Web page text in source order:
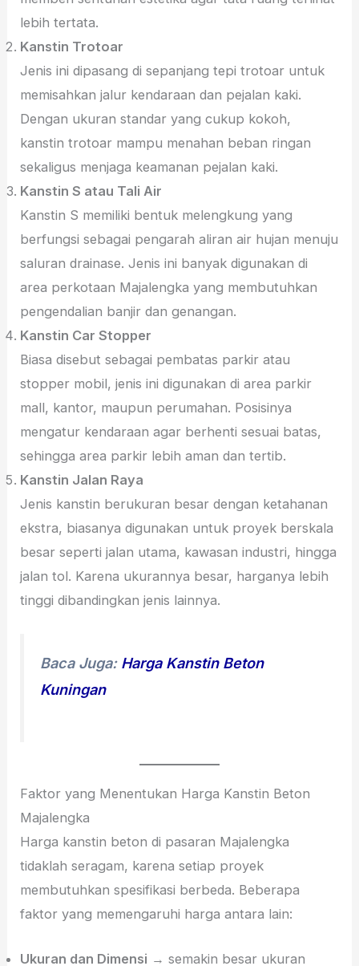
lebih tertata.
Kanstin Trotoar
Jenis ini dipasang di sepanjang tepi trotoar untuk
memisahkan jalur kendaraan dan pejalan kaki.
Dengan ukuran standar yang cukup kokoh,
kanstin trotoar mampu menahan beban ringan
sekaligus menjaga keamanan pejalan kaki.
Kanstin S atau Tali Air
Kanstin S memiliki bentuk melengkung yang
berfungsi sebagai pengarah aliran air hujan menuju
saluran drainase. Jenis ini banyak digunakan di
area perkotaan Majalengka yang membutuhkan
pengendalian banjir dan genangan.
Kanstin Car Stopper
Biasa disebut sebagai pembatas parkir atau
stopper mobil, jenis ini digunakan di area parkir
mall, kantor, maupun perumahan. Posisinya
mengatur kendaraan agar berhenti sesuai batas,
sehingga area parkir lebih aman dan tertib.
Kanstin Jalan Raya
Jenis kanstin berukuran besar dengan ketahanan
ekstra, biasanya digunakan untuk proyek berskala
besar seperti jalan utama, kawasan industri, hingga
jalan tol. Karena ukurannya besar, harganya lebih
tinggi dibandingkan jenis lainnya.
Baca Juga: Harga Kanstin Beton
Kuningan
Faktor yang Menentukan Harga Kanstin Beton
Majalengka
Harga kanstin beton di pasaran Majalengka
tidaklah seragam, karena setiap proyek
membutuhkan spesifikasi berbeda. Beberapa
faktor yang memengaruhi harga antara lain:
Ukuran dan Dimensi → semakin besar ukuran